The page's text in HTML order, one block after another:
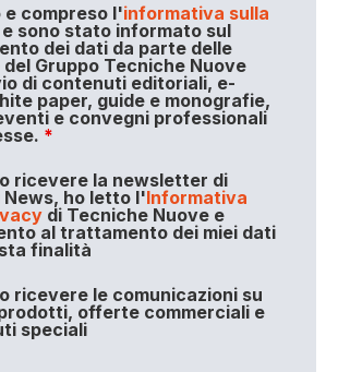
e compreso l'informativa sulla
sono stato informato sul
dei dati da parte delle
del Gruppo Tecniche Nuove
di contenuti editoriali, e-
paper, guide e monografie,
e convegni professionali
*
ricevere la newsletter di
News, ho letto l'Informativa
di Tecniche Nuove e
al trattamento dei miei dati
finalità
ricevere le comunicazioni su
offerte commerciali e
speciali